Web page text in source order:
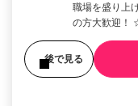
職場を盛り上
の方大歓迎！
後で見る